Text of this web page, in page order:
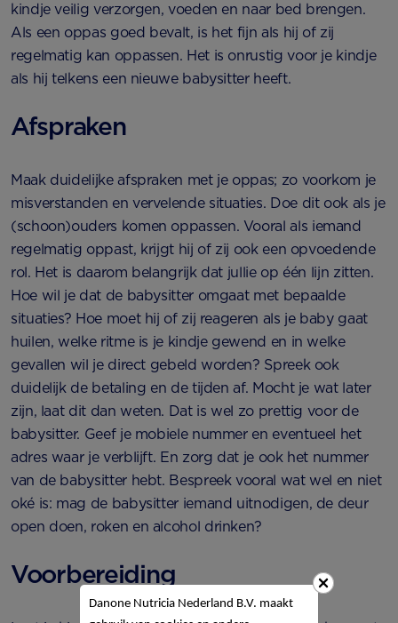
kindje veilig verzorgen, voeden en naar bed brengen.
Als een oppas goed bevalt, is het fijn als hij of zij
regelmatig kan oppassen. Het is onrustig voor je kindje
als hij telkens een nieuwe babysitter heeft.
Afspraken
Maak duidelijke afspraken met je oppas; zo voorkom je
misverstanden en vervelende situaties. Doe dit ook als je
(schoon)ouders komen oppassen. Vooral als iemand
regelmatig oppast, krijgt hij of zij ook een opvoedende
rol. Het is daarom belangrijk dat jullie op één lijn zitten.
Hoe wil je dat de babysitter omgaat met bepaalde
situaties? Hoe moet hij of zij reageren als je baby gaat
huilen, welke ritme is je kindje gewend en in welke
gevallen wil je direct gebeld worden? Spreek ook
duidelijk de betaling en de tijden af. Mocht je wat later
zijn, laat dit dan weten. Dat is wel zo prettig voor de
babysitter. Geef je mobiele nummer en eventueel het
adres waar je verblijft. En zorg dat je ook het nummer
van de babysitter hebt. Bespreek vooral wat wel en niet
oké is: mag de babysitter iemand uitnodigen, de deur
open doen, roken en alcohol drinken?
Voorbereiding
Danone Nutricia Nederland B.V. maakt